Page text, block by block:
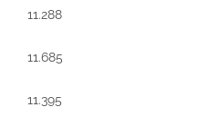
11.288
11.685
11.395